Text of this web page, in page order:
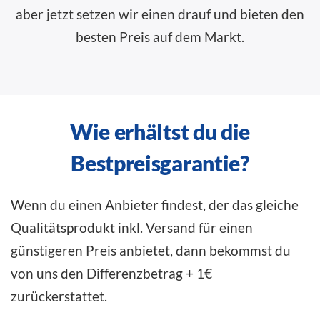
aber jetzt setzen wir einen drauf und bieten den
besten Preis auf dem Markt.
Wie erhältst du die
Bestpreisgarantie?
Wenn du einen Anbieter findest, der das gleiche
Qualitätsprodukt inkl. Versand für einen
günstigeren Preis anbietet, dann bekommst du
von uns den Differenzbetrag + 1€
zurückerstattet.